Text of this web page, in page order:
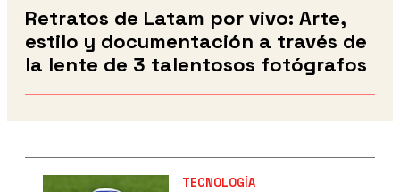
Retratos de Latam por vivo: Arte,
estilo y documentación a través de
la lente de 3 talentosos fotógrafos
TECNOLOGÍA